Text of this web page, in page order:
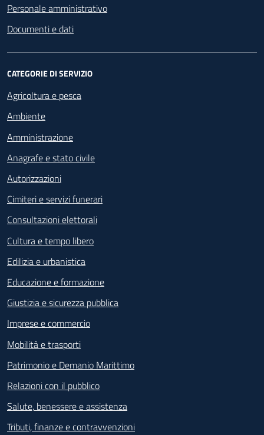
Personale amministrativo
Documenti e dati
CATEGORIE DI SERVIZIO
Agricoltura e pesca
Ambiente
Amministrazione
Anagrafe e stato civile
Autorizzazioni
Cimiteri e servizi funerari
Consultazioni elettorali
Cultura e tempo libero
Edilizia e urbanistica
Educazione e formazione
Giustizia e sicurezza pubblica
Imprese e commercio
Mobilità e trasporti
Patrimonio e Demanio Marittimo
Relazioni con il pubblico
Salute, benessere e assistenza
Tributi, finanze e contravvenzioni